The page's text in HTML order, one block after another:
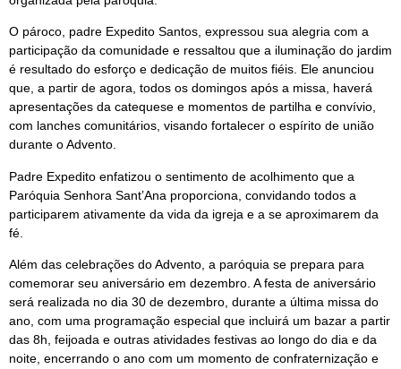
O pároco, padre Expedito Santos, expressou sua alegria com a
participação da comunidade e ressaltou que a iluminação do jardim
é resultado do esforço e dedicação de muitos fiéis. Ele anunciou
que, a partir de agora, todos os domingos após a missa, haverá
apresentações da catequese e momentos de partilha e convívio,
com lanches comunitários, visando fortalecer o espírito de união
durante o Advento.
Padre Expedito enfatizou o sentimento de acolhimento que a
Paróquia Senhora Sant’Ana proporciona, convidando todos a
participarem ativamente da vida da igreja e a se aproximarem da
fé.
Além das celebrações do Advento, a paróquia se prepara para
comemorar seu aniversário em dezembro. A festa de aniversário
será realizada no dia 30 de dezembro, durante a última missa do
ano, com uma programação especial que incluirá um bazar a partir
das 8h, feijoada e outras atividades festivas ao longo do dia e da
noite, encerrando o ano com um momento de confraternização e